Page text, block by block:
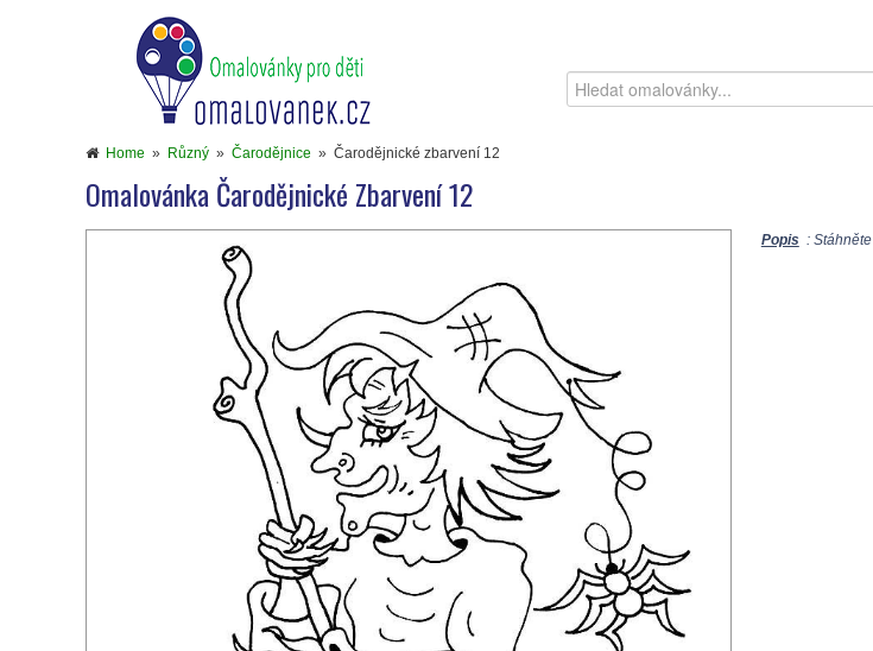
Home » Různý » Čarodějnice » Čarodějnické zbarvení 12
Omalovánka Čarodějnické Zbarvení 12
Popis :